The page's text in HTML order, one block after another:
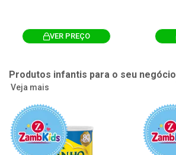
VER PREÇO
Produtos infantis para o seu negócio
Veja mais